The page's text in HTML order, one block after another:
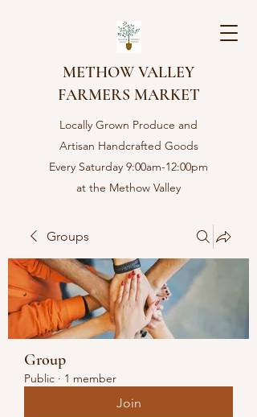
METHOW VALLEY
FARMERS MARKET
Locally Grown Produce and
Artisan Handcrafted Goods
Every Saturday 9:00am-12:00pm
at the Methow Valley
Groups
Group
Public · 1 member
Join